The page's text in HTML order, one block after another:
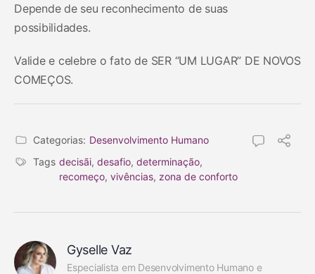
Depende de seu reconhecimento de suas
possibilidades.
Valide e celebre o fato de SER “UM LUGAR” DE NOVOS
COMEÇOS.
Categorias: Desenvolvimento Humano
Tags decisãi, desafio, determinação,
recomeço, vivências, zona de conforto
Gyselle Vaz
Especialista em Desenvolvimento Humano e